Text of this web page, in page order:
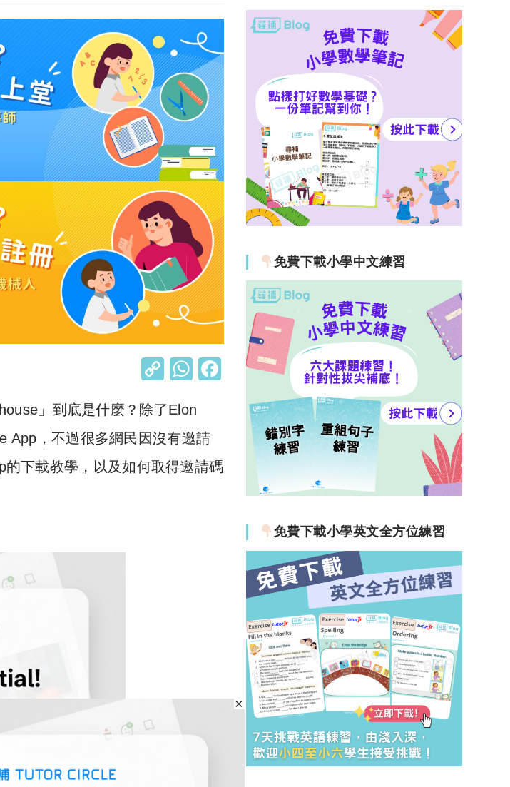
C
p
y
Li
W
at
s
A
」到底是什麼？除了Elon
App，不過很多網民因沒有邀請
下載教學，以及如何取得邀請碼
免費下載小學中文練習
免費下載小學英文全方位練習